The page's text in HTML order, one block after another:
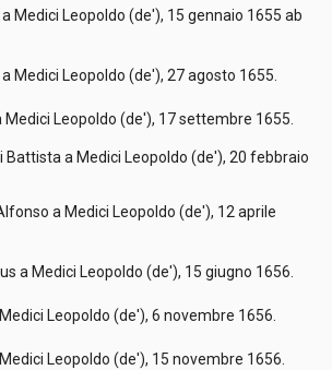
Medici Leopoldo (de'), 15 gennaio 1655 ab
Medici Leopoldo (de'), 27 agosto 1655.
Medici Leopoldo (de'), 17 settembre 1655.
Battista a Medici Leopoldo (de'), 20 febbraio
a Medici Leopoldo (de'), 12 aprile
a Medici Leopoldo (de'), 15 giugno 1656.
Leopoldo (de'), 6 novembre 1656.
Leopoldo (de'), 15 novembre 1656.